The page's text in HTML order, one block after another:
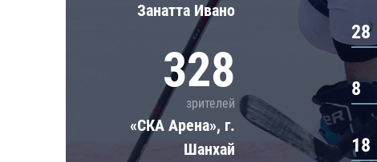
Занатта Иванo
328
зрителей
«СКА Арена», г.
Шанхай
28
8
18